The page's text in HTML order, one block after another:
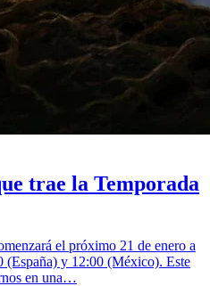
trae la Temporada
el próximo 21 de enero a
(España) y 12:00 (México). Este
en una…